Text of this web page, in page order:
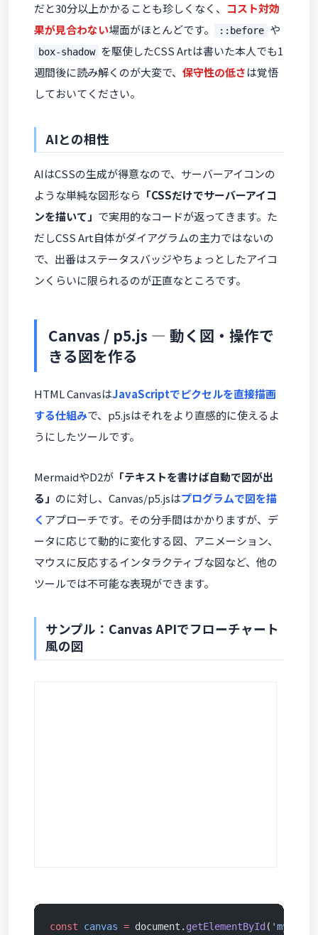
だと30分以上かかることも珍しくなく、 コスト対効
果が見合わない場面がほとんどです。 ::before や
box-shadow を駆使したCSS Artは書いた本人でも1
週間後に読み解くのが大変で、 保守性の低さは覚悟
しておいてください。
AIとの相性
AIはCSSの生成が得意なので、サーバーアイコンの
ような単純な図形なら 「CSSだけでサーバーアイコ
ンを描いて」 で実用的なコードが返ってきます。た
だしCSS Art自体がダイアグラムの主力ではないの
で、出番はステータスバッジやちょっとしたアイコ
ンくらいに限られるのが正直なところです。
Canvas / p5.js — 動く図・操作で
きる図を作る
HTML CanvasはJavaScriptでピクセルを直接描画
する仕組みで、p5.jsはそれをより直感的に使えるよ
うにしたツールです。
MermaidやD2が 「テキストを書けば自動で図が出
る」 のに対し、Canvas/p5.jsはプログラムで図を描
く アプローチです。その分手間はかかりますが、デ
ータに応じて動的に変化する図、アニメーション、
マウスに反応するインタラクティブな図など、他の
ツールでは不可能な表現ができます。
サンプル：Canvas APIでフローチャート
風の図
const canvas = document. getElementById (